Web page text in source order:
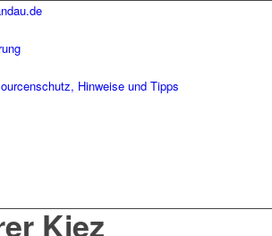
Hinweise und Tipps
Kiez